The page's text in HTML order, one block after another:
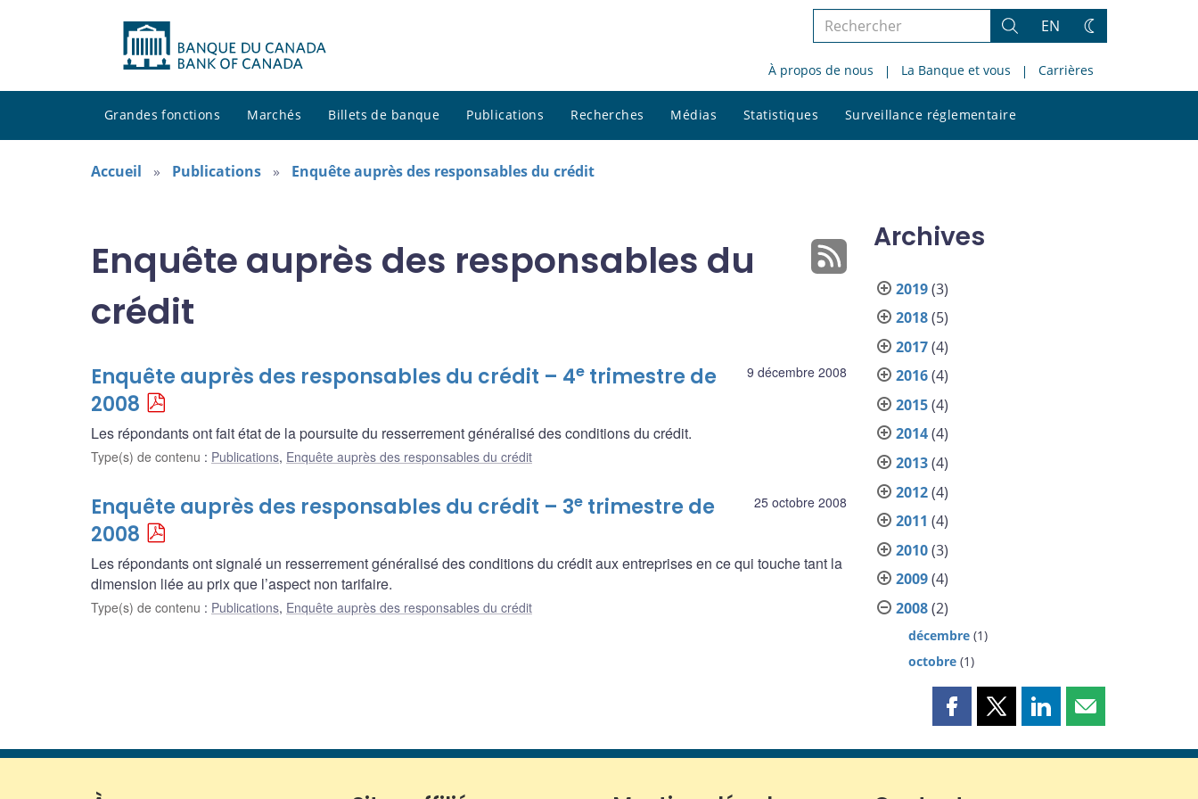
Rechercher
le
site
Rechercher
EN
Changez
thème
À propos de nous La Banque et vous Carrières
Grandes fonctions Marchés Billets de banque Publications Recherches Médias Statistiques Surveillance réglementaire
le
Accueil Publications Enquête auprès des responsables du crédit
Enquête auprès des responsables du
crédit
9 décembre 2008
Enquête auprès des responsables du crédit – 4e trimestre de
2008
Les répondants ont fait état de la poursuite du resserrement généralisé des conditions du crédit.
Type(s) de contenu : Publications, Enquête auprès des responsables du crédit
25 octobre 2008
Enquête auprès des responsables du crédit – 3e trimestre de
2008
Les répondants ont signalé un resserrement généralisé des conditions du crédit aux entreprises en ce qui touche tant la
dimension liée au prix que l’aspect non tarifaire.
Type(s) de contenu : Publications, Enquête auprès des responsables du crédit
Archives
2019(3)
2018(5)
2017(4)
2016(4)
2015(4)
2014(4)
2013(4)
2012(4)
2011 (4)
2010(3)
2009(4)
2008(2)
décembre (1)
octobre (1)
Partager
page
Partager
page
Partager
page
Partager
page